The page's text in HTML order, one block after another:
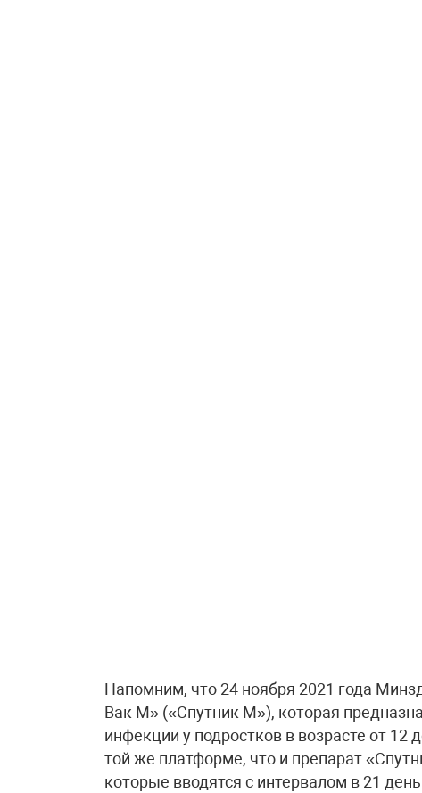
Напомним, что 24 ноября 2021 года
Вак М» («Спутник М»), которая
инфекции у подростков в возрасте от 12
той же платформе, что и препарат
которые вводятся с интервалом в 21